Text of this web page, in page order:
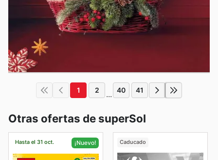
1 2 ... 40 41
Otras ofertas de superSol
Hasta el 31 oct. ¡Nuevo! Caducado